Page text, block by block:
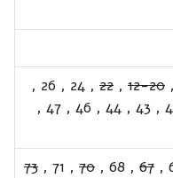
,
12-20
,
22
,
24
,
26
,
,
43
,
44
,
46
,
47
,
,
67
,
68
,
70
,
71
,
73